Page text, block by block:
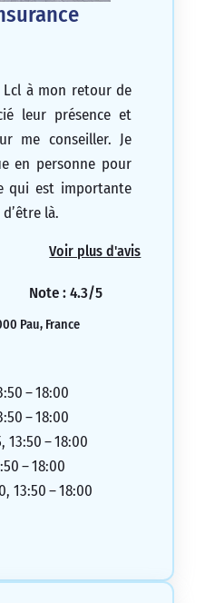
Lcl à mon retour de
leur présence et
me conseiller. Je
en personne pour
qui est importante
là.
Voir plus d'avis
Note : 4.3/5
Pau, France
– 18:00
– 18:00
13:50 – 18:00
– 18:00
13:50 – 18:00